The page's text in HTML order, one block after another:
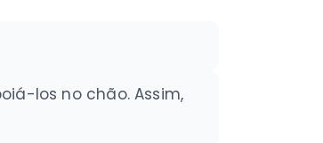
los no chão. Assim,